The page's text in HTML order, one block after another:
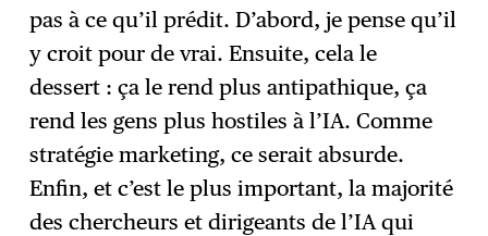
pas à ce qu’il prédit. D’abord, je pense qu’il
y croit pour de vrai. Ensuite, cela le
dessert : ça le rend plus antipathique, ça
rend les gens plus hostiles à l’IA. Comme
stratégie marketing, ce serait absurde.
Enfin, et c’est le plus important, la majorité
des chercheurs et dirigeants de l’IA qui